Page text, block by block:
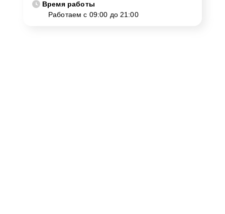
Время работы
Работаем с 09:00 до 21:00